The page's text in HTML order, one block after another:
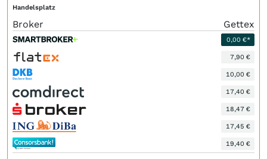
Handelsplatz
Broker Gettex
0,00 €*
7,90 €
10,00 €
17,40 €
18,47 €
17,45 €
19,40 €